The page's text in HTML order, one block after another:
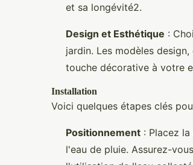
et sa longévité2.
Design et Esthétique :
jardin. Les modèles
touche décorative à votre
Installation
Voici quelques étapes clés
Positionnement : Placez
l'eau de pluie. Assurez-